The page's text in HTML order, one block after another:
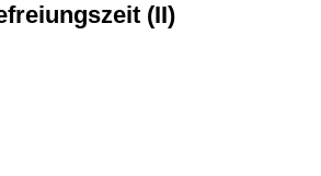
(II)